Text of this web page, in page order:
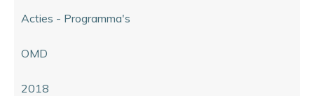
Acties - Programma's
OMD
2018